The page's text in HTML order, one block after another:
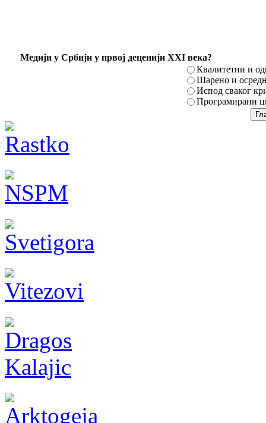
Mедији у Србији у првој деценији XXI века?
Квалитетни и
Шарено и
Испод сваког
Програмирани